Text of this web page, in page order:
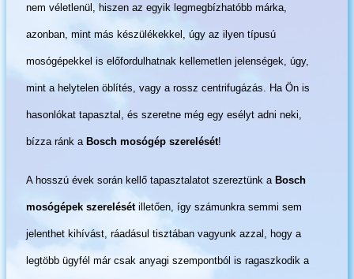
nem véletlenül, hiszen az egyik legmegbízhatóbb márka,
azonban, mint más készülékekkel, úgy az ilyen típusú
mosógépekkel is előfordulhatnak kellemetlen jelenségek, úgy,
mint a helytelen öblítés, vagy a rossz centrifugázás. Ha Ön is
hasonlókat tapasztal, és szeretne még egy esélyt adni neki,
bízza ránk a Bosch mosógép szerelését!
A hosszú évek során kellő tapasztalatot szereztünk a Bosch
mosógépek szerelésétilletően, így számunkra semmi sem
jelenthet kihívást, ráadásul tisztában vagyunk azzal, hogy a
legtöbb ügyfél már csak anyagi szempontból is ragaszkodik a